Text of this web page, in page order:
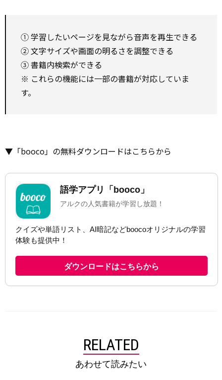
① 学習したいページを見ながら音声を再生できる
② 文字サイズや画面の明るさを調整できる
③ 書籍内検索ができる
※ これらの機能には一部の書籍が対応していま
す。
▼「booco」の無料ダウンロードはこちらから
RELATED
あわせて読みたい